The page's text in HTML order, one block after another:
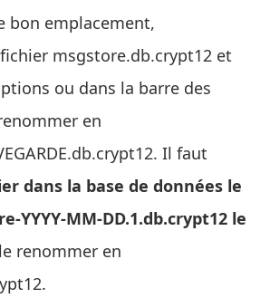
bon emplacement,
msgstore.db.crypt12 et
ou dans la barre des
en
Il faut
dans la base de données le
YYYY-MM-DD.1.db.crypt12 le
renommer en